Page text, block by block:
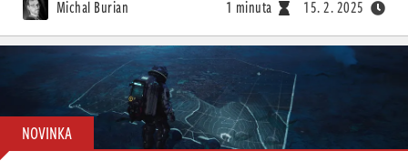
Michal Burian 1 minuta 15. 2. 2025
NOVINKA